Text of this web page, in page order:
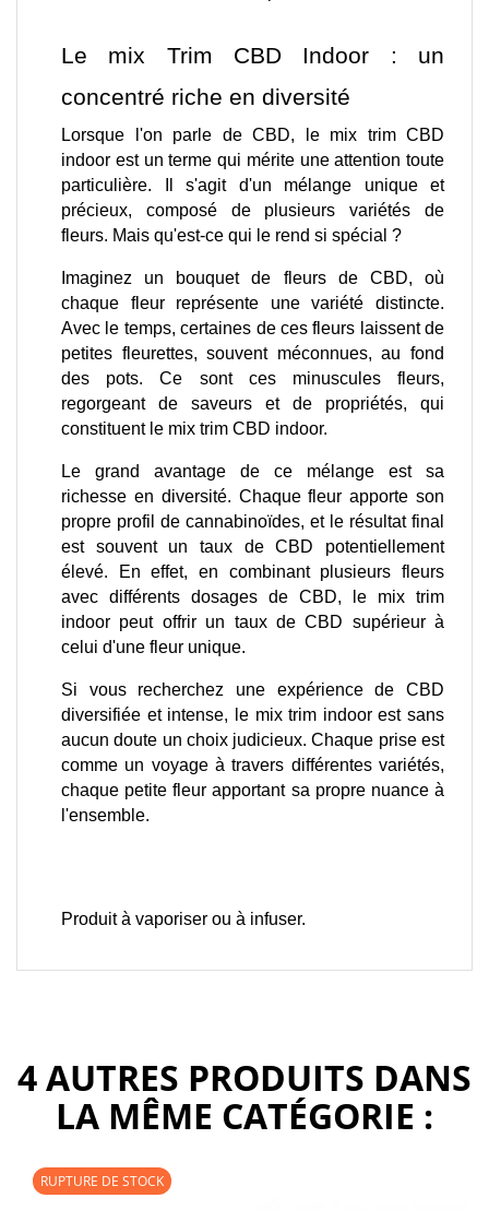
Le mix Trim CBD Indoor : un
concentré riche en diversité
Lorsque l'on parle de CBD, le mix trim CBD
indoor est un terme qui mérite une attention toute
particulière. Il s'agit d'un mélange unique et
précieux, composé de plusieurs variétés de
fleurs. Mais qu'est-ce qui le rend si spécial ?
Imaginez un bouquet de fleurs de CBD, où
chaque fleur représente une variété distincte.
Avec le temps, certaines de ces fleurs laissent de
petites fleurettes, souvent méconnues, au fond
des pots. Ce sont ces minuscules fleurs,
regorgeant de saveurs et de propriétés, qui
constituent le mix trim CBD indoor.
Le grand avantage de ce mélange est sa
richesse en diversité. Chaque fleur apporte son
propre profil de cannabinoïdes, et le résultat final
est souvent un taux de CBD potentiellement
élevé. En effet, en combinant plusieurs fleurs
avec différents dosages de CBD, le mix trim
indoor peut offrir un taux de CBD supérieur à
celui d'une fleur unique.
Si vous recherchez une expérience de CBD
diversifiée et intense, le mix trim indoor est sans
aucun doute un choix judicieux. Chaque prise est
comme un voyage à travers différentes variétés,
chaque petite fleur apportant sa propre nuance à
l'ensemble.
Produit à vaporiser ou à infuser.
4 AUTRES PRODUITS DANS
LA MÊME CATÉGORIE :
RUPTURE DE STOCK